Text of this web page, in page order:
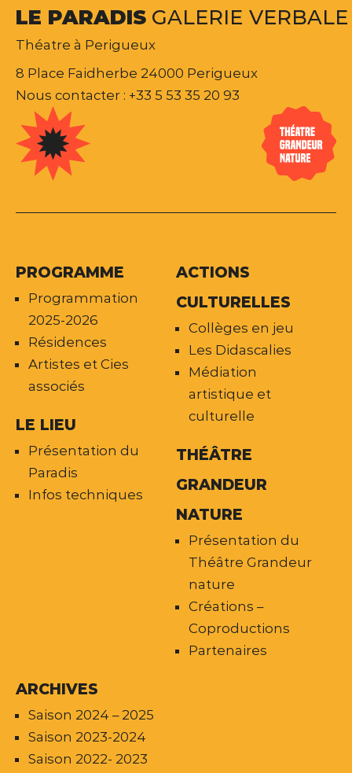
LE PARADIS GALERIE VERBALE
Théatre à Perigueux
8 Place Faidherbe 24000 Perigueux
Nous contacter : +33 5 53 35 20 93
PROGRAMME
Programmation
2025-2026
Résidences
Artistes et Cies
associés
LE LIEU
Présentation du
Paradis
Infos techniques
ACTIONS
CULTURELLES
Collèges en jeu
Les Didascalies
Médiation
artistique et
culturelle
THÉÂTRE
GRANDEUR
NATURE
Présentation du
Théâtre Grandeur
nature
Créations –
Coproductions
Partenaires
ARCHIVES
Saison 2024 – 2025
Saison 2023-2024
Saison 2022- 2023